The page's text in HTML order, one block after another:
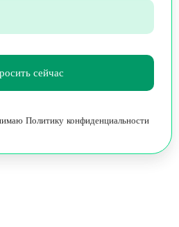
Политику конфиденциальности